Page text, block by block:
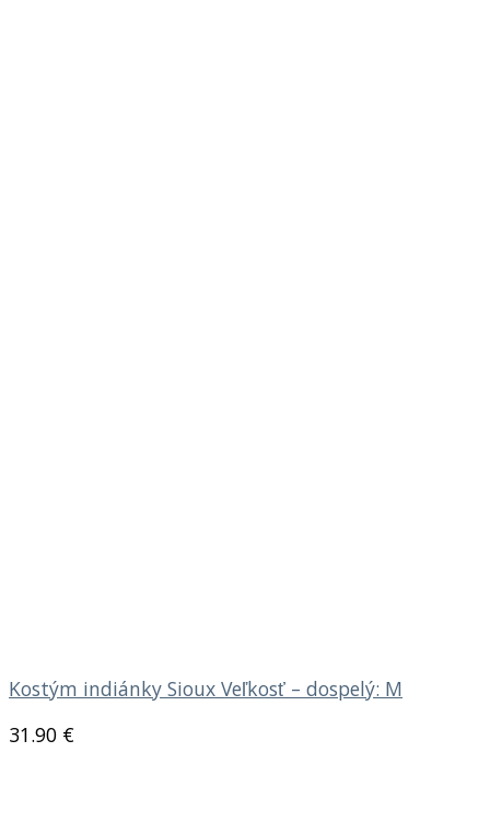
Kostým indiánky Sioux Veľkosť – dospelý: M
31.90 €